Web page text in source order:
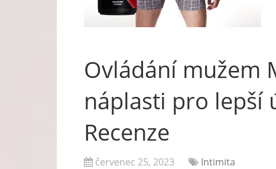
Ovládání mužem
náplasti pro lepší
Recenze
červenec 25, 2023
Intimita